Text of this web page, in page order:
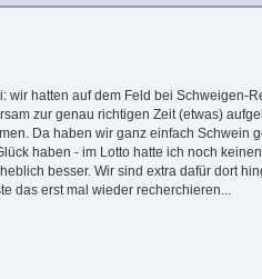
hatten auf dem Feld bei Schweigen-
zur genau richtigen Zeit (etwas)
Da haben wir ganz einfach Schwein
haben - im Lotto hatte ich noch
besser. Wir sind extra dafür dort
das erst mal wieder recherchieren...